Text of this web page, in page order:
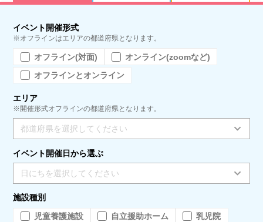
イベント開催形式
※オフラインはエリアの都道府県となります。
オフライン(対面)
オンライン(zoomなど)
オフラインとオンライン
エリア
※開催形式オフラインの都道府県となります。
都道府県を選択してください
イベント開催日から選ぶ
日にちを選択してください
施設種別
児童養護施設
自立援助ホーム
乳児院